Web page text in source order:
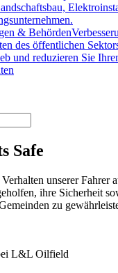
& Behörden
des öffentlichen
und reduzieren Sie
Safe
unserer Fahrer
ihre Sicherheit
zu
L&L Oilfield